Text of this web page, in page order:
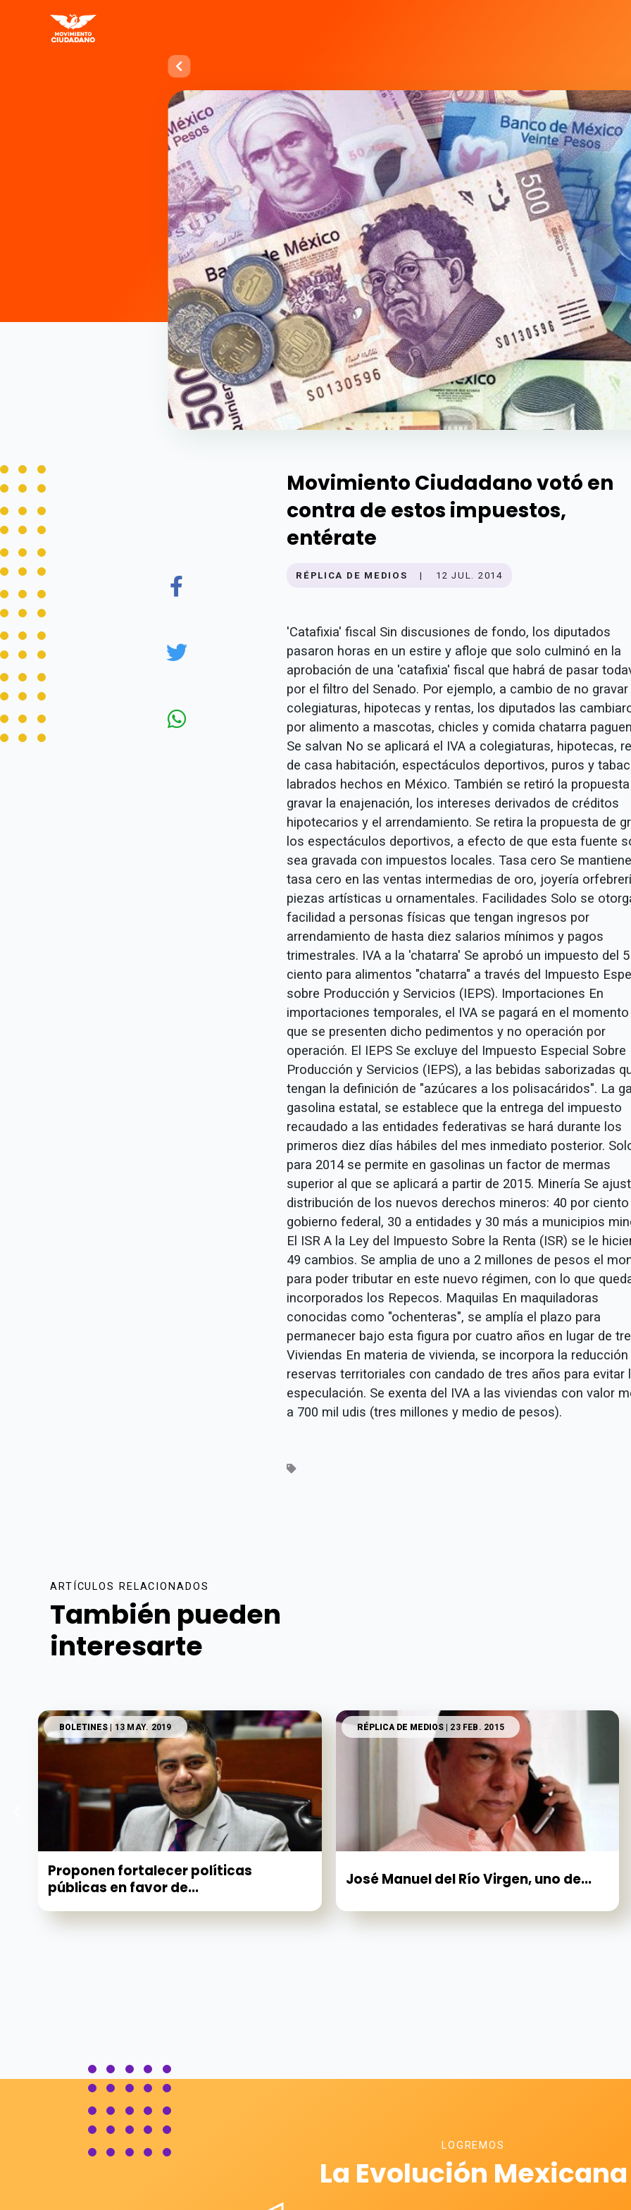
Movimiento Ciudadano votó en
contra de estos impuestos,
entérate
RÉPLICA DE MEDIOS | 12 JUL. 2014
'Catafixia' fiscal Sin discusiones de fondo, los diputados
pasaron horas en un estire y afloje que solo culminó en la
aprobación de una 'catafixia' fiscal que habrá de pasar
por el filtro del Senado. Por ejemplo, a cambio de no gravar
colegiaturas, hipotecas y rentas, los diputados las
por alimento a mascotas, chicles y comida chatarra
Se salvan No se aplicará el IVA a colegiaturas, hipotecas,
de casa habitación, espectáculos deportivos, puros y
labrados hechos en México. También se retiró la
gravar la enajenación, los intereses derivados de créditos
hipotecarios y el arrendamiento. Se retira la propuesta de
los espectáculos deportivos, a efecto de que esta fuente
sea gravada con impuestos locales. Tasa cero Se
tasa cero en las ventas intermedias de oro, joyería
piezas artísticas u ornamentales. Facilidades Solo se
facilidad a personas físicas que tengan ingresos por
arrendamiento de hasta diez salarios mínimos y pagos
trimestrales. IVA a la 'chatarra' Se aprobó un impuesto del
ciento para alimentos "chatarra" a través del Impuesto
sobre Producción y Servicios (IEPS). Importaciones En
importaciones temporales, el IVA se pagará en el momento
que se presenten dicho pedimentos y no operación por
operación. El IEPS Se excluye del Impuesto Especial Sobre
Producción y Servicios (IEPS), a las bebidas saborizadas
tengan la definición de "azúcares a los polisacáridos". La
gasolina estatal, se establece que la entrega del impuesto
recaudado a las entidades federativas se hará durante los
primeros diez días hábiles del mes inmediato posterior.
para 2014 se permite en gasolinas un factor de mermas
superior al que se aplicará a partir de 2015. Minería Se
distribución de los nuevos derechos mineros: 40 por ciento
gobierno federal, 30 a entidades y 30 más a municipios
El ISR A la Ley del Impuesto Sobre la Renta (ISR) se le
49 cambios. Se amplia de uno a 2 millones de pesos el
para poder tributar en este nuevo régimen, con lo que
incorporados los Repecos. Maquilas En maquiladoras
conocidas como "ochenteras", se amplía el plazo para
permanecer bajo esta figura por cuatro años en lugar de
Viviendas En materia de vivienda, se incorpora la reducción
reservas territoriales con candado de tres años para evitar
especulación. Se exenta del IVA a las viviendas con valor
a 700 mil udis (tres millones y medio de pesos).
ARTÍCULOS RELACIONADOS
También pueden
interesarte
BOLETINES| 13 MAY. 2019
Proponen fortalecer políticas
públicas en favor de...
RÉPLICA DE MEDIOS| 23 FEB. 2015
José Manuel del Río Virgen, uno de...
LOGREMOS
La Evolución Mexicana